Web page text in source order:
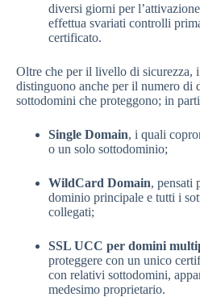
diversi giorni per
effettua svariati controlli
certificato.
Oltre che per il livello di sicurezza,
distinguono anche per il numero di
sottodomini che proteggono; in
Single Domain, i quali
o un solo sottodominio;
WildCard Domain, pensati
dominio principale e tutti i
collegati;
SSL UCC per domini
proteggere con un unico
con relativi sottodomini,
medesimo proprietario.